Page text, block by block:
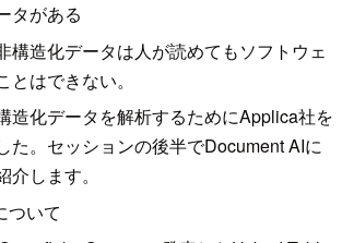
タがある
構造化データは人が読めてもソフトウェ
とはできない。
造化データを解析するためにApplica社を
た。セッションの後半でDocument AIに
介します。
ついて